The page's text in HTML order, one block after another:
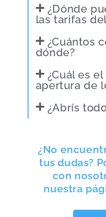
¿Dónde
las tarifas
¿Cuántos
dónde?
¿Cuál es
apertura de
¿Abrís
¿No
tus dudas?
con
nuestra